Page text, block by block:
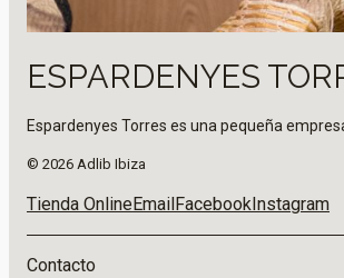
ESPARDENYES
Espardenyes Torres es una pequeña
© 2026 Adlib Ibiza
Tienda OnlineEmailFacebookInstagram
Contacto